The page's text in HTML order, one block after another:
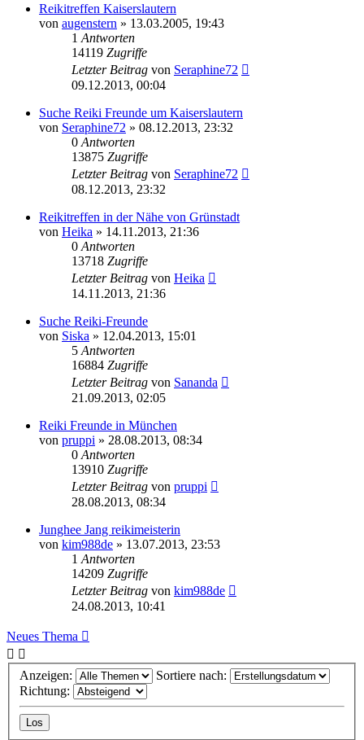
Reikitreffen Kaiserslautern
von augenstern » 13.03.2005, 19:43
1 Antworten
14119 Zugriffe
Letzter Beitrag von Seraphine72
09.12.2013, 00:04
Suche Reiki Freunde um Kaiserslautern
von Seraphine72 » 08.12.2013, 23:32
0 Antworten
13875 Zugriffe
Letzter Beitrag von Seraphine72
08.12.2013, 23:32
Reikitreffen in der Nähe von Grünstadt
von Heika » 14.11.2013, 21:36
0 Antworten
13718 Zugriffe
Letzter Beitrag von Heika
14.11.2013, 21:36
Suche Reiki-Freunde
von Siska » 12.04.2013, 15:01
5 Antworten
16884 Zugriffe
Letzter Beitrag von Sananda
21.09.2013, 02:05
Reiki Freunde in München
von pruppi » 28.08.2013, 08:34
0 Antworten
13910 Zugriffe
Letzter Beitrag von pruppi
28.08.2013, 08:34
Junghee Jang reikimeisterin
von kim988de » 13.07.2013, 23:53
1 Antworten
14209 Zugriffe
Letzter Beitrag von kim988de
24.08.2013, 10:41
Neues Thema
Anzeigen:
Sortiere nach:
Richtung: